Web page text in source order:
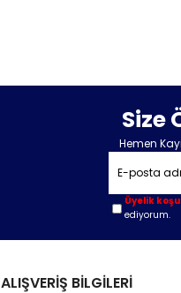
Size
Hemen
Üyelik
ediyorum.
ALIŞVERİŞ BİLGİLERİ